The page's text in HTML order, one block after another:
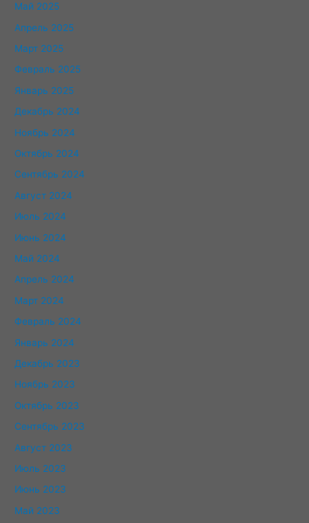
Май 2025
Апрель 2025
Март 2025
Февраль 2025
Январь 2025
Декабрь 2024
Ноябрь 2024
Октябрь 2024
Сентябрь 2024
Август 2024
Июль 2024
Июнь 2024
Май 2024
Апрель 2024
Март 2024
Февраль 2024
Январь 2024
Декабрь 2023
Ноябрь 2023
Октябрь 2023
Сентябрь 2023
Август 2023
Июль 2023
Июнь 2023
Май 2023